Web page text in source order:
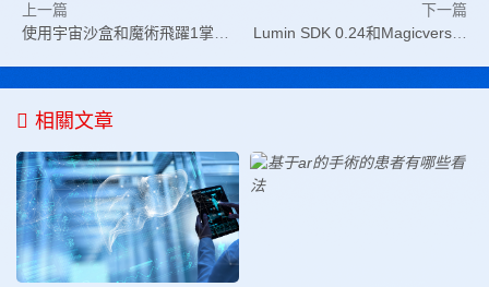
上一篇
使用宇宙沙盒和魔術飛躍1掌控宇宙
下一篇
Lumin SDK 0.24和Magicverse SDK技術預覽
相關文章